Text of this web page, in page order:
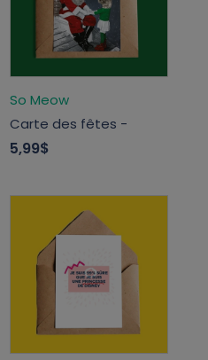
So Meow
Carte des fêtes -
5,99$